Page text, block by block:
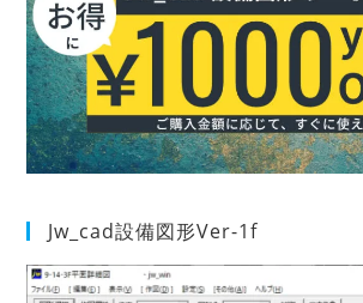
Jw_cad設備図形Ver-1f